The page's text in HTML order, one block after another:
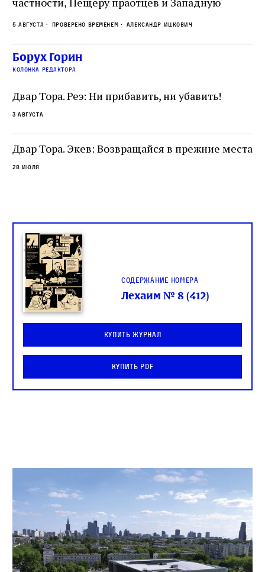
необычайное напряжение и сознательно
отказался приходить к Стене в Тиша бе‑Ав,
чтобы не собирать вокруг себя большое
количество хасидов и жителей города и тем
5 августа Проверено временем Александр Ицкович
Борух Горин
колонка редактора
Двар Тора. Реэ: Ни прибавить, ни убавить!
3 августа
Двар Тора. Экев: Возвращайся в прежние места
28 июля
Содержание номера
Лехаим № 8 (412)
Купить журнал
Купить PDF